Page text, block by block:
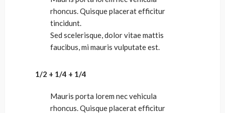
rhoncus. Quisque placerat efficitur
tincidunt.
Sed scelerisque, dolor vitae mattis
faucibus, mi mauris vulputate est.
1/2 + 1/4 + 1/4
Mauris porta lorem nec vehicula
rhoncus. Quisque placerat efficitur